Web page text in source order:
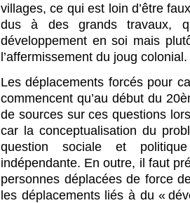
villages, ce qui est loin d’être
dus à des grands travaux,
développement en soi mais
l’affermissement du joug colonial.
Les déplacements forcés pour
commencent qu’au début du
de sources sur ces questions
car la conceptualisation du
question sociale et
indépendante. En outre, il faut
personnes déplacées de force
les déplacements liés à du «